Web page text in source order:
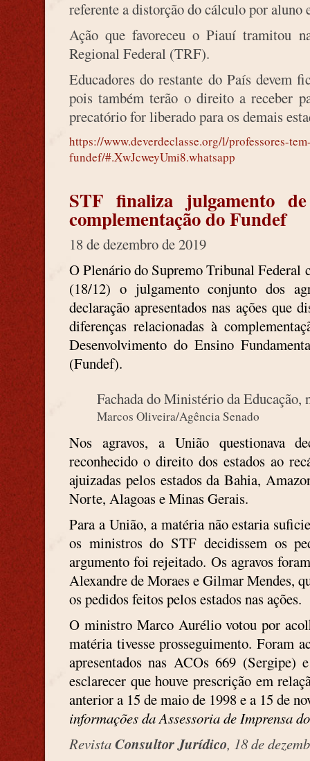
referente a distorção do cálculo por aluno
Ação que favoreceu o Piauí tramitou
Regional Federal (TRF).
Educadores do restante do País devem
pois também terão o direito a receber
precatório for liberado para os demais
https://www.deverdeclasse.org/l/professores-
fundef/#.XwJcweyUmi8.whatsapp
STF finaliza julgamento
complementação do Fundef
18 de dezembro de 2019
O Plenário do Supremo Tribunal Federal
(18/12) o julgamento conjunto dos
declaração apresentados nas ações que
diferenças relacionadas à
Desenvolvimento do Ensino
(Fundef).
Fachada do Ministério da Educação,
Marcos Oliveira/Agência Senado
Nos agravos, a União questionava
reconhecido o direito dos estados ao
ajuizadas pelos estados da Bahia,
Norte, Alagoas e Minas Gerais.
Para a União, a matéria não estaria
os ministros do STF decidissem os
argumento foi rejeitado. Os agravos
Alexandre de Moraes e Gilmar Mendes,
os pedidos feitos pelos estados nas ações.
O ministro Marco Aurélio votou por
matéria tivesse prosseguimento. Foram
apresentados nas ACOs 669
esclarecer que houve prescrição em
anterior a 15 de maio de 1998 e a 15 de
informações da Assessoria de Imprensa
RevistaConsultor Jurídico, 18 de